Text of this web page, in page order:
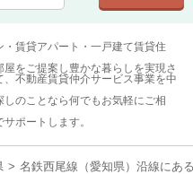
賃貸アパート・一戸建て賃貸住
をご提案し豊かな暮らしを実現さ
不動産賃貸仲介サービス事業を中
のことなら何でもお気軽にご相
ポートします。
> 名鉄西尾線（愛知県）沿線にあ